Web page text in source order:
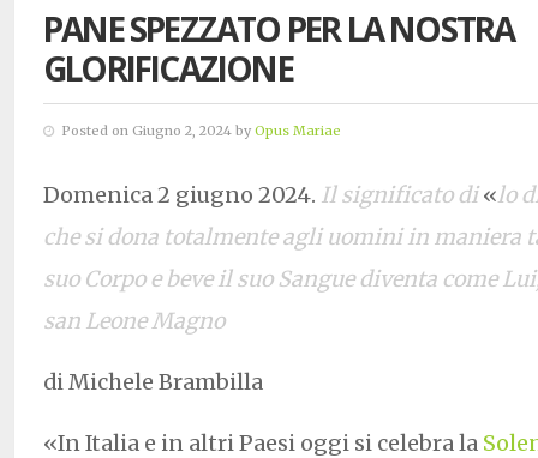
PANE SPEZZATO PER LA NOSTRA
GLORIFICAZIONE
Posted on Giugno 2, 2024 by Opus Mariae
Domenica 2 giugno 2024. Il significato di«lo
che si dona totalmente agli uomini in maniera
suo Corpo e beve il suo Sangue diventa come
san Leone Magno
di Michele Brambilla
«In Italia e in altri Paesi oggi si celebra la